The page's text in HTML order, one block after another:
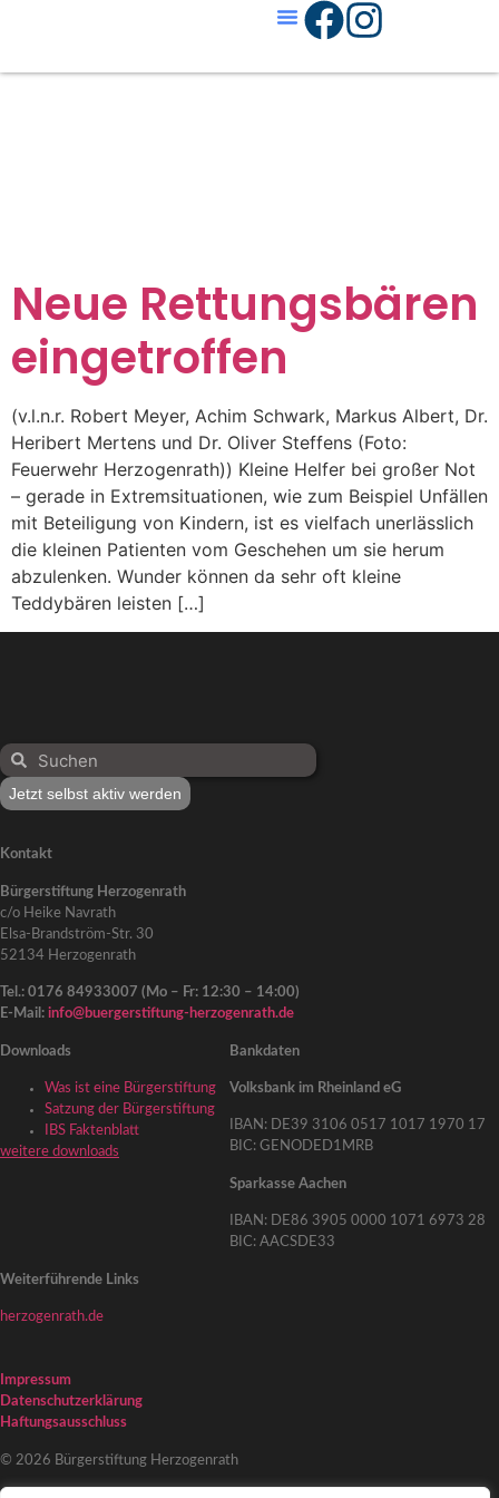
Neue Rettungsbären
eingetroffen
(v.l.n.r. Robert Meyer, Achim Schwark, Markus Albert, Dr.
Heribert Mertens und Dr. Oliver Steffens (Foto:
Feuerwehr Herzogenrath)) Kleine Helfer bei großer Not
– gerade in Extremsituationen, wie zum Beispiel Unfällen
mit Beteiligung von Kindern, ist es vielfach unerlässlich
die kleinen Patienten vom Geschehen um sie herum
abzulenken. Wunder können da sehr oft kleine
Teddybären leisten […]
Jetzt selbst aktiv werden
Kontakt
Bürgerstiftung Herzogenrath
c/o Heike Navrath
Elsa-Brandström-Str. 30
52134 Herzogenrath
Tel.: 0176 84933007 (Mo – Fr: 12:30 – 14:00)
E-Mail: info@buergerstiftung-herzogenrath.de
Downloads
Was ist eine Bürgerstiftung
Satzung der Bürgerstiftung
IBS Faktenblatt
weitere downloads
Bankdaten
Volksbank im Rheinland eG
IBAN: DE39 3106 0517 1017 1970 17
BIC: GENODED1MRB
Sparkasse Aachen
IBAN: DE86 3905 0000 1071 6973 28
BIC: AACSDE33
Weiterführende Links
herzogenrath.de
Impressum
Datenschutzerklärung
Haftungsausschluss
© 2026 Bürgerstiftung Herzogenrath